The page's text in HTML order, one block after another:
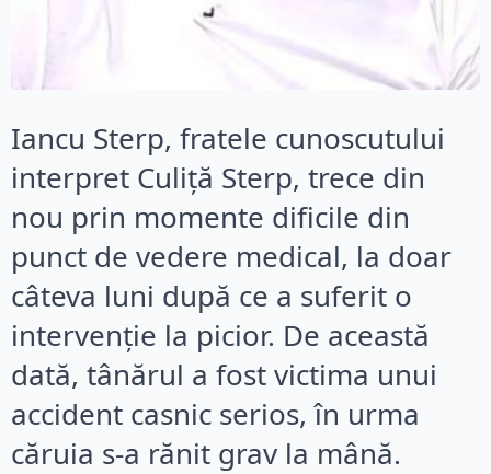
Iancu Sterp, fratele cunoscutului
interpret Culiță Sterp, trece din
nou prin momente dificile din
punct de vedere medical, la doar
câteva luni după ce a suferit o
intervenție la picior. De această
dată, tânărul a fost victima unui
accident casnic serios, în urma
căruia s-a rănit grav la mână.